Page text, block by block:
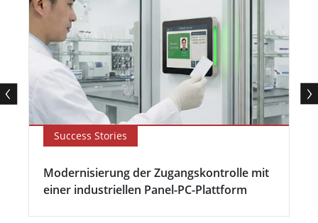
Success Stories
Modernisierung der Zugangskontrolle mit
einer industriellen Panel-PC-Plattform